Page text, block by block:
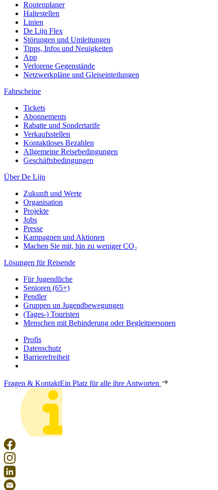
Routenplaner
Haltestellen
Linien
De Lijn Flex
Störungen und Umleitungen
Tipps, Infos und Neuigkeiten
App
Verlorene Gegenstände
Netzwerkpläne und Gleiseinteilungen
Fahrscheine
Tickets
Abonnements
Rabatte und Sondertarife
Verkaufsstellen
Kontaktloses Bezahlen
Allgemeine Reisebedingungen
Geschäftsbedingungen
Über De Lijn
Zukunft und Werte
Organisation
Projekte
Jobs
Presse
Kampagnen und Aktionen
Machen Sie mit, hin zu weniger CO₂
Lösungen für Reisende
Für Jugendliche
Senioren (65+)
Pendler
Gruppen un Jugendbewegungen
(Tages-) Touristen
Menschen mit Behinderung oder Begleitpersonen
Profis
Datenschutz
Barrierefreiheit
Fragen & KontaktEin Platz für alle ihre Antworten